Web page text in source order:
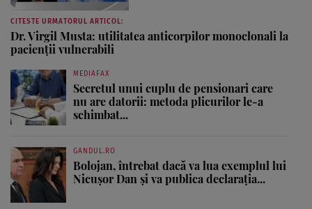
CITESTE URMATORUL ARTICOL:
Dr. Virgil Musta: utilitatea anticorpilor monoclonali la
pacienții vulnerabili
MEDIAFAX
Secretul unui cuplu de pensionari care
nu are datorii: metoda plicurilor le-a
schimbat...
GANDUL.RO
Bolojan, întrebat dacă va lua exemplul lui
Nicușor Dan și va publica declarația...